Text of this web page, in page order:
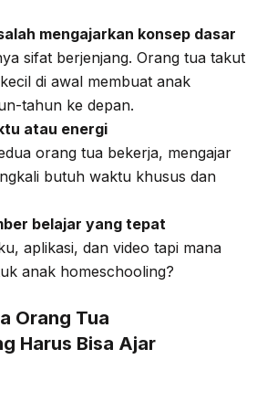
mengajarkan konsep dasar
sifat berjenjang. Orang tua takut
di awal membuat anak
tahun ke depan.
atau energi
orang tua bekerja, mengajar
butuh waktu khusus dan
belajar yang tepat
aplikasi, dan video tapi mana
anak homeschooling?
Orang Tua
Harus Bisa Ajar